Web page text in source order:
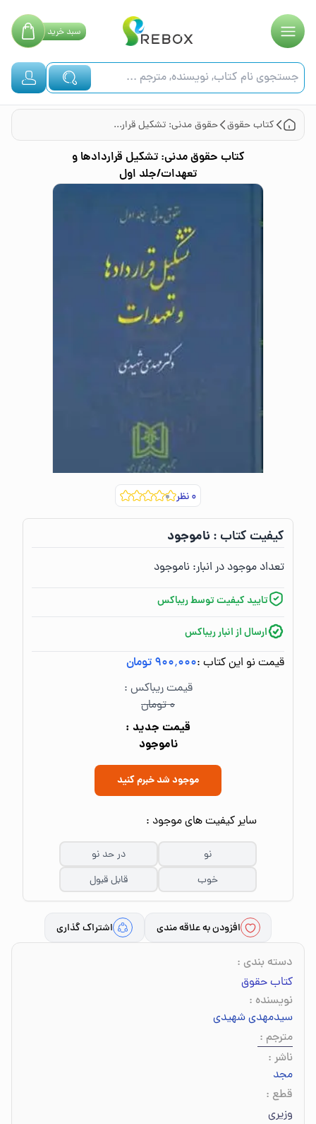
سبدخرید
کتابحقوق حقوق مدنی: تشکیل قراردادها و تعهدات/جلد اول
کتاب حقوق مدنی: تشکیل قراردادها و
تعهدات/جلد اول
۰نظر
کیفیت کتاب :‌ ناموجود
تعداد موجود در انبار:‌ ناموجود
تایید کیفیت توسط ریباکس
ارسال از انبار ریباکس
قیمت نو این کتاب :۹۰۰٬۰۰۰ تومان
قیمت ریباکس :
۰ تومان
قیمت جدید :
ناموجود
موجود شد خبرم کنید
سایر کیفیت های موجود :
نو
در حد نو
خوب
قابل قبول
افزودن به علاقه مندی اشتراک گذاری
دسته بندی :
کتاب حقوق
نویسنده :
سیدمهدی شهیدی
مترجم :
ناشر :
مجد
قطع :
وزیری